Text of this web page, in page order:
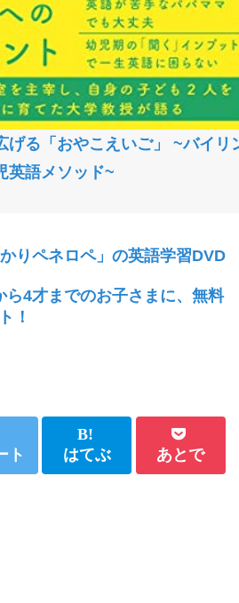
げる「おやこえいご」 ~バイリ
英語メソッド~
りペネロペ」の英語学習DVD
ら4才までのお子さまに、無料
！
ト はてぶ あとで